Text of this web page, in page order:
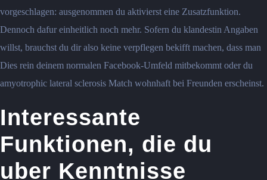
vorgeschlagen: ausgenommen du aktivierst eine Zusatzfunktion.
Dennoch dafur einheitlich noch mehr. Sofern du klandestin Angaben
willst, brauchst du dir also keine verpflegen bekifft machen, dass man
Dies rein deinem normalen Facebook-Umfeld mitbekommt oder du
amyotrophic lateral sclerosis Match wohnhaft bei Freunden erscheinst.
Interessante
Funktionen, die du
uber Kenntnisse